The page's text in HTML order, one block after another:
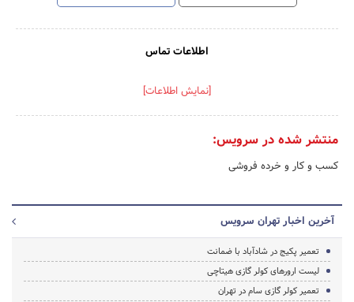
اطلاعات تماس
[نمایش اطلاعات]
منتشر شده در سرویس:
کسب و کار و خرده فروشی
آخرین اخبار تهران سرویس
تعمیر پکیج در شادآباد با ضمانت
لیست ارورهای کولر گازی هیتاچی
تعمیر کولر گازی سام در تهران